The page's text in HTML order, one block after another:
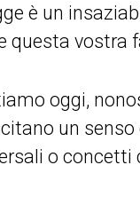
è un
questa vostra
oggi,
un
o concetti